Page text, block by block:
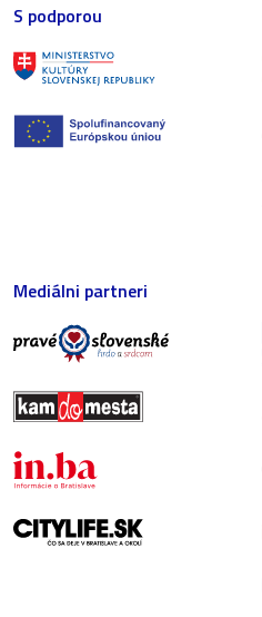
S podporou
Mediálni partneri